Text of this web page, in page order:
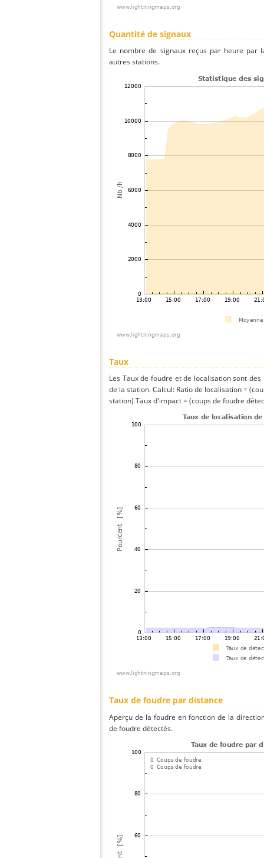
Quantité de signaux
Le nombre de signaux reçus par heure par
autres stations.
Taux
Les Taux de foudre et de localisation sont
de la station. Calcul: Ratio de localisation =
station) Taux d'impact = (coups de foudre
Taux de foudre par distance
Aperçu de la foudre en fonction de la
de foudre détectés.